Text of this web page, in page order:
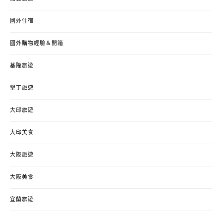
國外住宿
國外購物經驗＆開箱
基隆旅遊
墾丁旅遊
大邱旅遊
大邱美食
大阪旅遊
大阪美食
宜蘭旅遊